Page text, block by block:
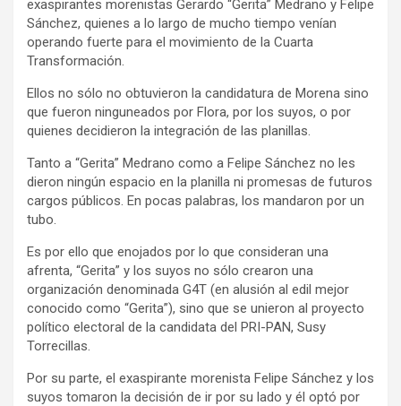
exaspirantes morenistas Gerardo “Gerita” Medrano y Felipe
Sánchez, quienes a lo largo de mucho tiempo venían
operando fuerte para el movimiento de la Cuarta
Transformación.
Ellos no sólo no obtuvieron la candidatura de Morena sino
que fueron ninguneados por Flora, por los suyos, o por
quienes decidieron la integración de las planillas.
Tanto a “Gerita” Medrano como a Felipe Sánchez no les
dieron ningún espacio en la planilla ni promesas de futuros
cargos públicos. En pocas palabras, los mandaron por un
tubo.
Es por ello que enojados por lo que consideran una
afrenta, “Gerita” y los suyos no sólo crearon una
organización denominada G4T (en alusión al edil mejor
conocido como “Gerita”), sino que se unieron al proyecto
político electoral de la candidata del PRI-PAN, Susy
Torrecillas.
Por su parte, el exaspirante morenista Felipe Sánchez y los
suyos tomaron la decisión de ir por su lado y él optó por